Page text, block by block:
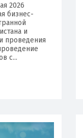
2026
бизнес-
и
проведения
с...